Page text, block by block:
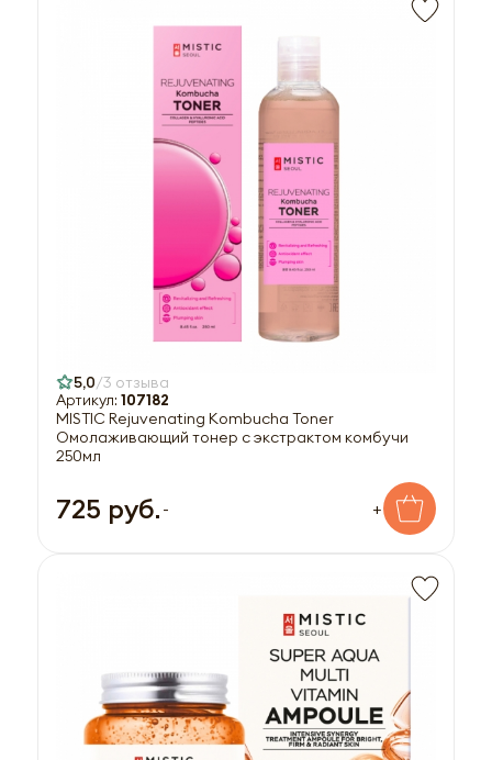
5,0 3 отзыва
Артикул: 107182
MISTIC Rejuvenating Kombucha Toner
Омолаживающий тонер с экстрактом комбучи
250мл
725 руб. - +